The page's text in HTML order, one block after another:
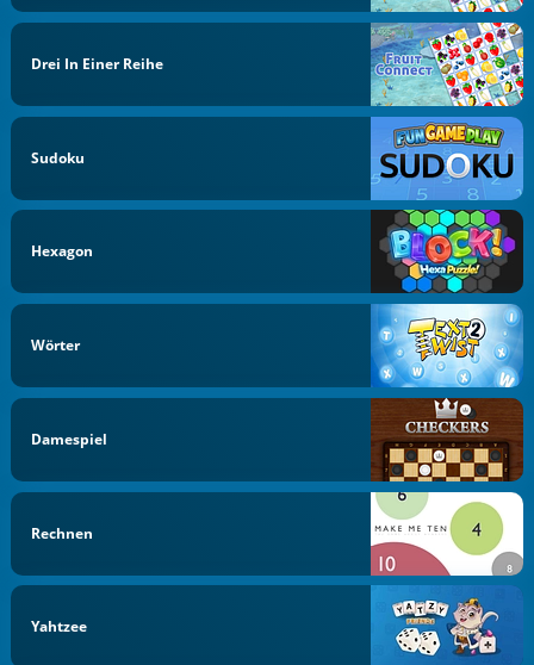
Drei In Einer Reihe
Sudoku
Hexagon
Wörter
Damespiel
Rechnen
Yahtzee